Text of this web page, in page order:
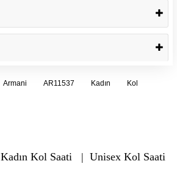
Armani AR11537 Kadın
Kol
Kadın Kol Saati | Unisex Kol Saati